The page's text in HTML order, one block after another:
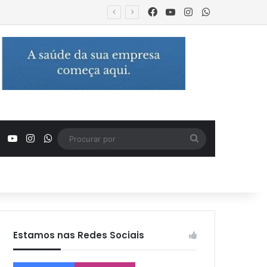
Facebook
YouTubeInstagram
YouTubeInstagramWhatsApp
por
Estamos nas Redes Sociais